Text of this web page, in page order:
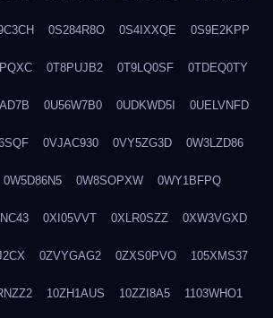
0S284R8O 0S4IXXQE 0S9E2KPP
0T8PUJB2 0T9LQ0SF 0TDEQ0TY
0U56W7B0 0UDKWD5I 0UELVNFD
0VJAC930 0VY5ZG3D 0W3LZD86
0W5D86N5 0W8SOPXW 0WY1BFPQ
0XI05VVT 0XLR0SZZ 0XW3VGXD
0ZVYGAG2 0ZXS0PVO 105XMS37
10ZH1AUS 10ZZI8A5 1103WHO1